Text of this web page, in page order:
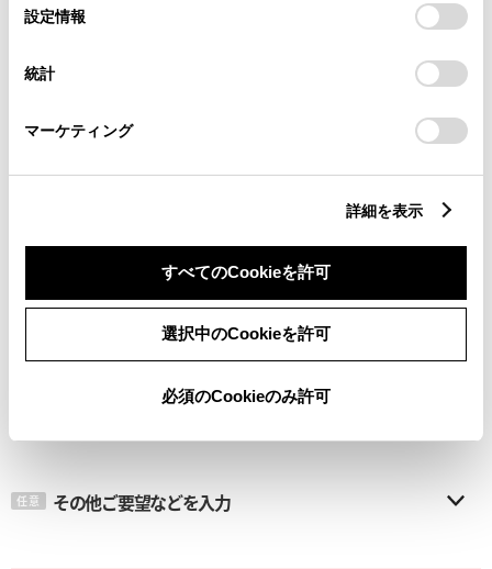
デバイスにすべてのCookie(クッキー)が保存されることに同
意したことになります。Cookie(クッキー)のオプトアウト、
設定の変更、同意を撤回したりするにあたっては、当社の
「Cookie（クッキー）情報の取り扱いについて
」をご覧くだ
設定情報
統計
マーケティング
詳細を表示
すべてのCookieを許可
選択中のCookieを許可
必須のCookieのみ許可
メールアドレス
任意 その他ご要望などを入力